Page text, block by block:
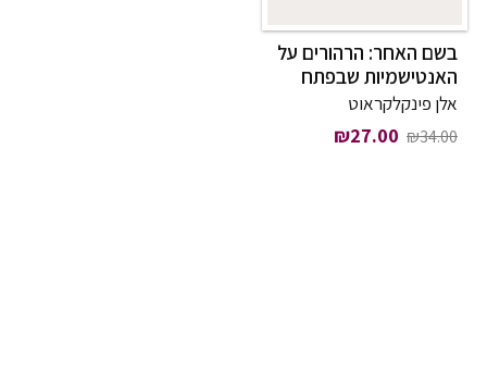
בשם האחר: הרהורים על
האנטישמיות שבפתח
אלן פינקלקראוט
₪34.00 המחיר המקורי היה: ₪34.00.
₪27.00